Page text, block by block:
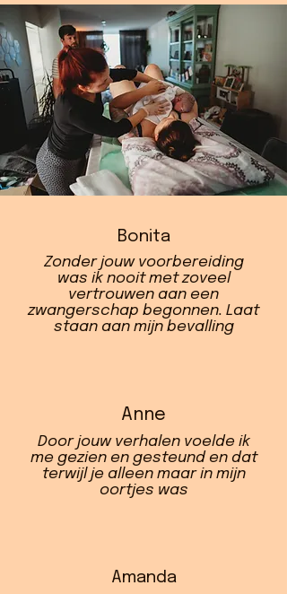
Bonita
Zonder jouw voorbereiding
was ik nooit met zoveel
vertrouwen aan een
zwangerschap begonnen. Laat
staan aan mijn bevalling
Anne
Door jouw verhalen voelde ik
me gezien en gesteund en dat
terwijl je alleen maar in mijn
oortjes was
Amanda